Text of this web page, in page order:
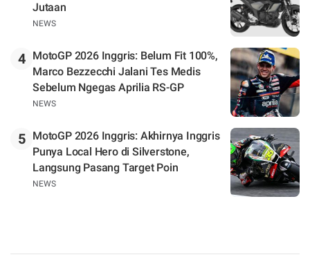
Jutaan
NEWS
4
MotoGP 2026 Inggris: Belum Fit 100%,
Marco Bezzecchi Jalani Tes Medis
Sebelum Ngegas Aprilia RS-GP
NEWS
5
MotoGP 2026 Inggris: Akhirnya Inggris
Punya Local Hero di Silverstone,
Langsung Pasang Target Poin
NEWS